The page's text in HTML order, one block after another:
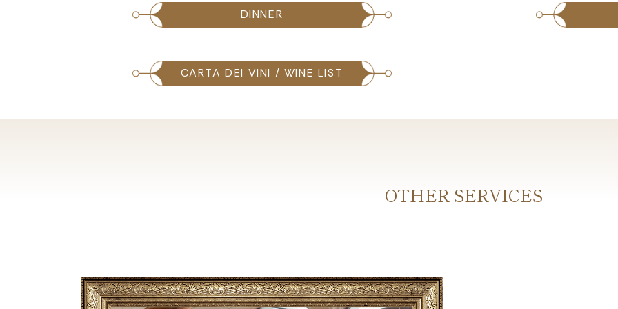
DINNER
CARTA DEI VINI / WINE LIST
OTHER SERVICES